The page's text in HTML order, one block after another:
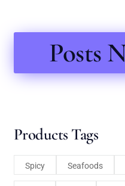
Posts
Products Tags
Spicy Seafoods